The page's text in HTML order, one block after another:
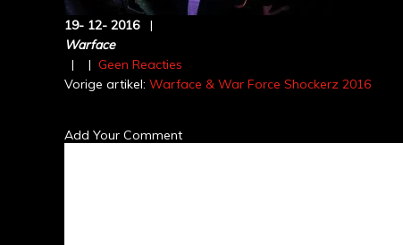
19- 12- 2016|
Warface
|
| Geen Reacties
Vorige artikel: Warface & War Force Shockerz 2016
Add Your Comment